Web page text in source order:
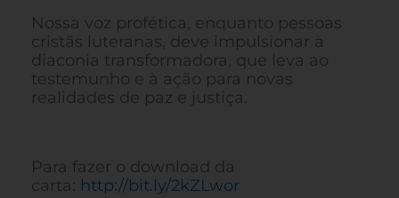
Nossa voz profética, enquanto pessoas
cristãs luteranas, deve impulsionar à
diaconia transformadora, que leva ao
testemunho e à ação para novas
realidades de paz e justiça.
Para fazer o download da
carta: http://bit.ly/2kZLwor